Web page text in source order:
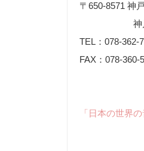
〒650-8571 神
神戸新聞
TEL：078-362-
FAX：078-
「日本の世界